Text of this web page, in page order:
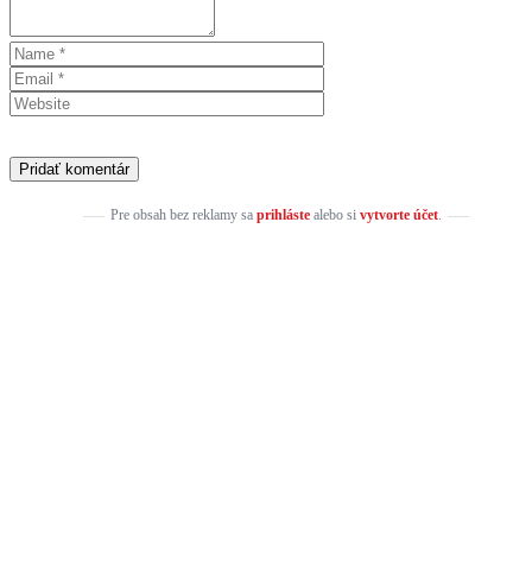
Pre obsah bez reklamy sa prihlástealebo si vytvorte účet.